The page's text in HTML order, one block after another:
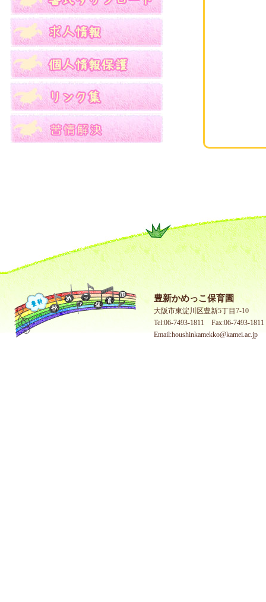
豊新かめっこ保育園
大阪市東淀川区豊新5丁目7-10
Tel:06-7493-1811 Fax:06-7493-1811
Email:houshinkamekko@kamei.ac.jp